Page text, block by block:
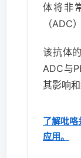
体将非
（ADC
该抗体
ADC与
其影响和
了解吡
应用。